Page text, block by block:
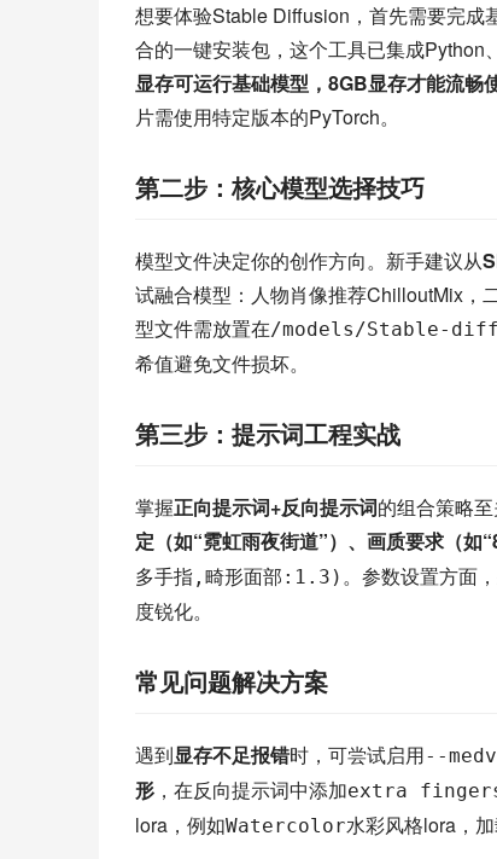
想要体验Stable Diffusion，首先需要完成
合的一键安装包，这个工具已集成
显存可运行基础模型，8GB显存才能流畅
片需使用特定版本的PyTorch。
第二步：核心模型选择技巧
模型文件决定你的创作方向。新手建议从
试融合模型：人物肖像推荐ChilloutMix，
型文件需放置在/models/Stable-
希值避免文件损坏。
第三步：提示词工程实战
掌握正向提示词+反向提示词的组合策略
定（如“霓虹雨夜街道”）、画质要求（如
多手指,畸形面部:1.3) 。参数设置方面
度锐化。
常见问题解决方案
遇到显存不足报错时，可尝试启用--
形 ，在反向提示词中添加extra
lora，例如Watercolor水彩风格lora，